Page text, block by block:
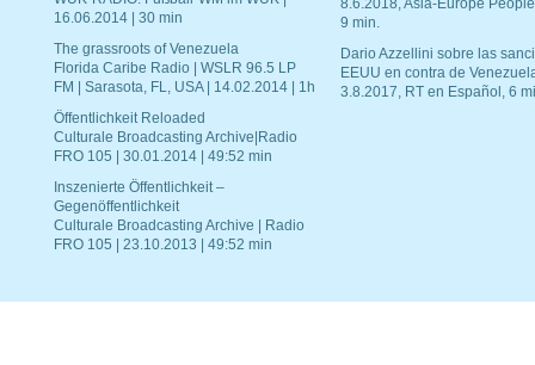
16.06.2014 | 30 min
The grassroots of Venezuela
Florida Caribe Radio | WSLR 96.5 LP
FM | Sarasota, FL, USA | 14.02.2014 | 1h
Öffentlichkeit Reloaded
Culturale Broadcasting Archive|Radio
FRO 105 | 30.01.2014 | 49:52 min
Inszenierte Öffentlichkeit –
Gegenöffentlichkeit
Culturale Broadcasting Archive | Radio
FRO 105 | 23.10.2013 | 49:52 min
8.6.2018, Asia-Europe
9 min.
Dario Azzellini sobre las
EEUU en contra de
3.8.2017, RT en Español, 6